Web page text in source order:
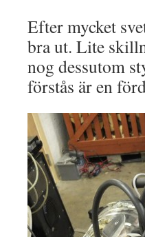
Efter mycket
bra ut. Lite
nog dessutom
förstås är en